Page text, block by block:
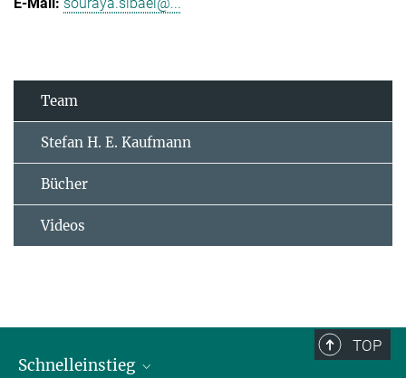
souraya.sibaei@...
Team
Stefan H. E. Kaufmann
Bücher
Videos
TOP
Schnelleinstieg